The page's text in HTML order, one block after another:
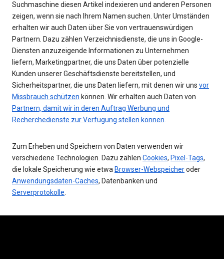
Suchmaschine diesen Artikel indexieren und anderen Personen
zeigen, wenn sie nach Ihrem Namen suchen. Unter Umständen
erhalten wir auch Daten über Sie von vertrauenswürdigen
Partnern. Dazu zählen Verzeichnisdienste, die uns in Google-
Diensten anzuzeigende Informationen zu Unternehmen
liefern, Marketingpartner, die uns Daten über potenzielle
Kunden unserer Geschäftsdienste bereitstellen, und
Sicherheitspartner, die uns Daten liefern, mit denen wir uns vor
Missbrauch schützen können. Wir erhalten auch Daten von
Partnern, damit wir in deren Auftrag Werbung und
Recherchedienste zur Verfügung stellen können
Zum Erheben und Speichern von Daten verwenden wir
verschiedene Technologien. Dazu zählen Cookies, Pixel-Tags,
die lokale Speicherung wie etwa Browser-Webspeicheroder
Anwendungsdaten-Caches, Datenbanken und
Serverprotokolle